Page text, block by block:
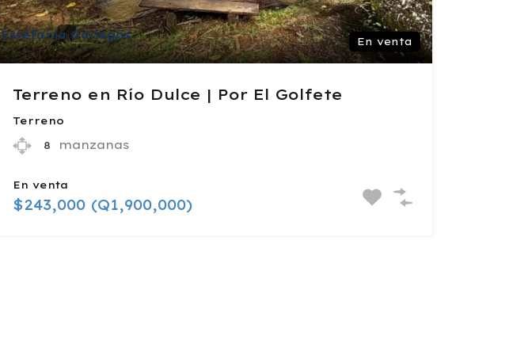
Estefanía Gallegos En venta
Terreno en Río Dulce | Por El Golfete
Terreno
8
manzanas
En venta
$243,000 (Q1,900,000)